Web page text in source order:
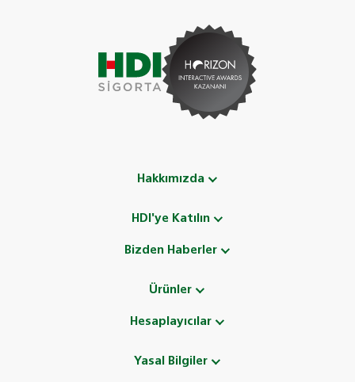
Hakkımızda
HDI'ye Katılın
Bizden Haberler
Ürünler
Hesaplayıcılar
Yasal Bilgiler